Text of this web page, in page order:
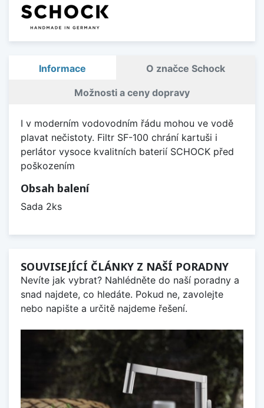
Informace O značce Schock
Možnosti a ceny dopravy
I v moderním vodovodním řádu mohou ve vodě
plavat nečistoty. Filtr SF-100 chrání kartuši i
perlátor vysoce kvalitních baterií SCHOCK před
poškozením
Obsah balení
Sada 2ks
SOUVISEJÍCÍ ČLÁNKY Z NAŠÍ PORADNY
Nevíte jak vybrat? Nahlédněte do naší poradny a
snad najdete, co hledáte. Pokud ne, zavolejte
nebo napište a určitě najdeme řešení.